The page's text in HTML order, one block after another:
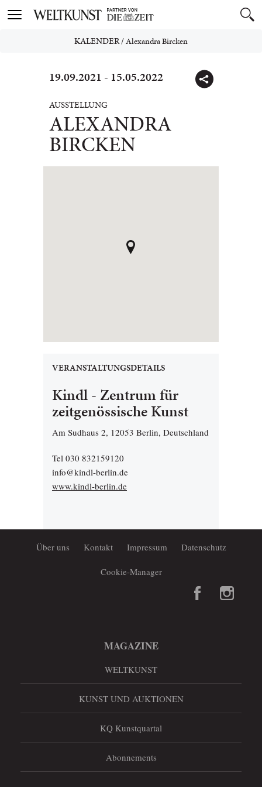
Toggle
KALENDER/Alexandra Bircken
19.09.2021 - 15.05.2022
AUSSTELLUNG
ALEXANDRA
BIRCKEN
VERANSTALTUNGSDETAILS
Kindl - Zentrum für
zeitgenössische Kunst
Am Sudhaus 2, 12053 Berlin, Deutschland
Tel 030 832159120
info@kindl-berlin.de
www.kindl-berlin.de
Über uns Kontakt Impressum Datenschutz
Cookie-Manager
MAGAZINE
WELTKUNST
KUNST UND AUKTIONEN
KQ Kunstquartal
Abonnements